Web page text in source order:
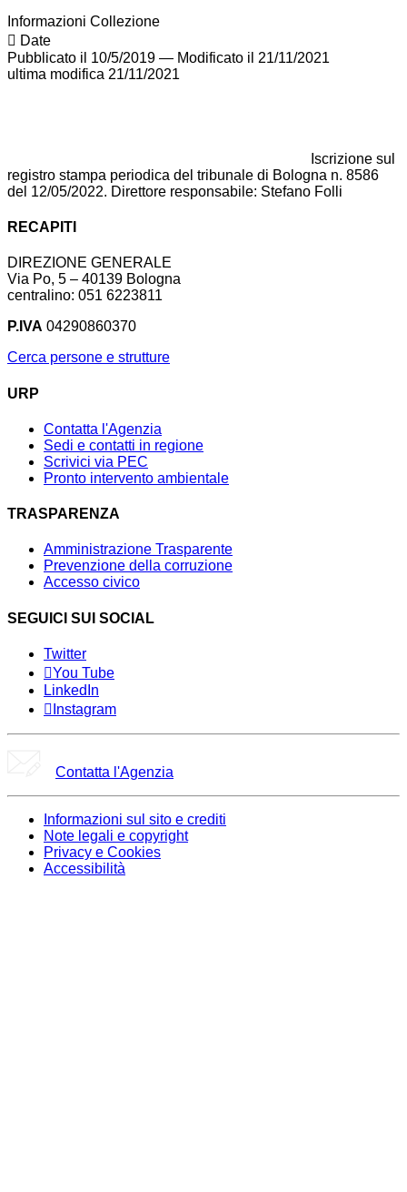
Informazioni Collezione
Date
Pubblicato il 10/5/2019 — Modificato il 21/11/2021
ultima modifica 21/11/2021
Iscrizione sul
registro stampa periodica del tribunale di Bologna n. 8586
del 12/05/2022. Direttore responsabile: Stefano Folli
RECAPITI
DIREZIONE GENERALE
Via Po, 5 – 40139 Bologna
centralino: 051 6223811
P.IVA 04290860370
Cerca persone e strutture
URP
Contatta l'Agenzia
Sedi e contatti in regione
Scrivici via PEC
Pronto intervento ambientale
TRASPARENZA
Amministrazione Trasparente
Prevenzione della corruzione
Accesso civico
SEGUICI SUI SOCIAL
Twitter
You Tube
LinkedIn
Instagram
Contatta l'Agenzia
Informazioni sul sito e crediti
Note legali e copyright
Privacy e Cookies
Accessibilità